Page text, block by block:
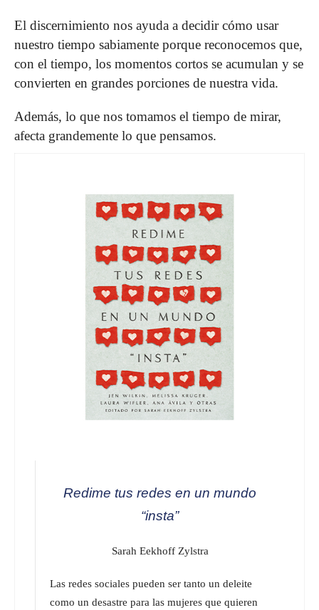
El discernimiento nos ayuda a decidir cómo usar
nuestro tiempo sabiamente porque reconocemos que,
con el tiempo, los momentos cortos se acumulan y se
convierten en grandes porciones de nuestra vida.
Además, lo que nos tomamos el tiempo de mirar,
afecta grandemente lo que pensamos.
Redime tus redes en un mundo
“insta”
Sarah Eekhoff Zylstra
Las redes sociales pueden ser tanto un deleite
como un desastre para las mujeres que quieren